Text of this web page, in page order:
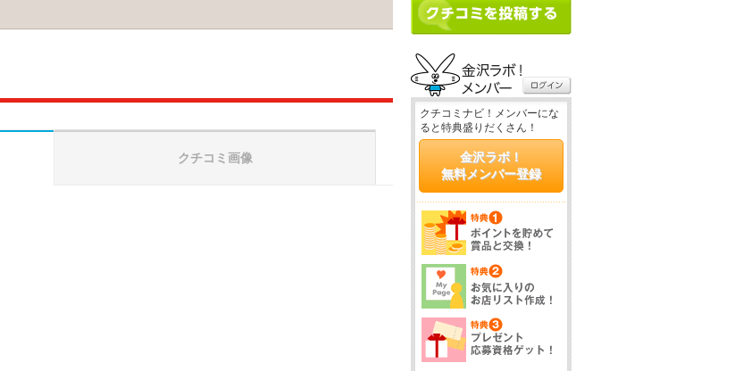
クチコミ画像
クチコミナビ！メンバーにな
ると特典盛りだくさん！
金沢ラボ！
無料メンバー登録